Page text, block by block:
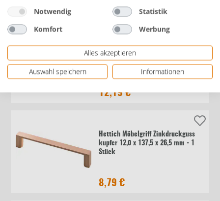
Hettich Möbelgriff Edelstahl Optik
13,5 x 142 x 26,5 mm - 1 Stück
12,19 €
Hettich Möbelgriff Zinkdruckguss
kupfer 12,0 x 137,5 x 26,5 mm - 1
Stück
8,79 €
Notwendig
Statistik
Komfort
Werbung
Alles akzeptieren
Auswahl speichern
Informationen